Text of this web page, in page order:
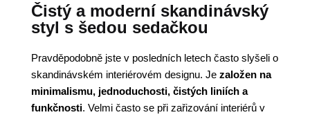
Čistý a moderní skandinávský
styl s šedou sedačkou
Pravděpodobně jste v posledních letech často slyšeli o
skandinávském interiérovém designu. Je založen na
minimalismu, jednoduchosti, čistých liniích a
funkčnosti. Velmi často se při zařizování interiérů v